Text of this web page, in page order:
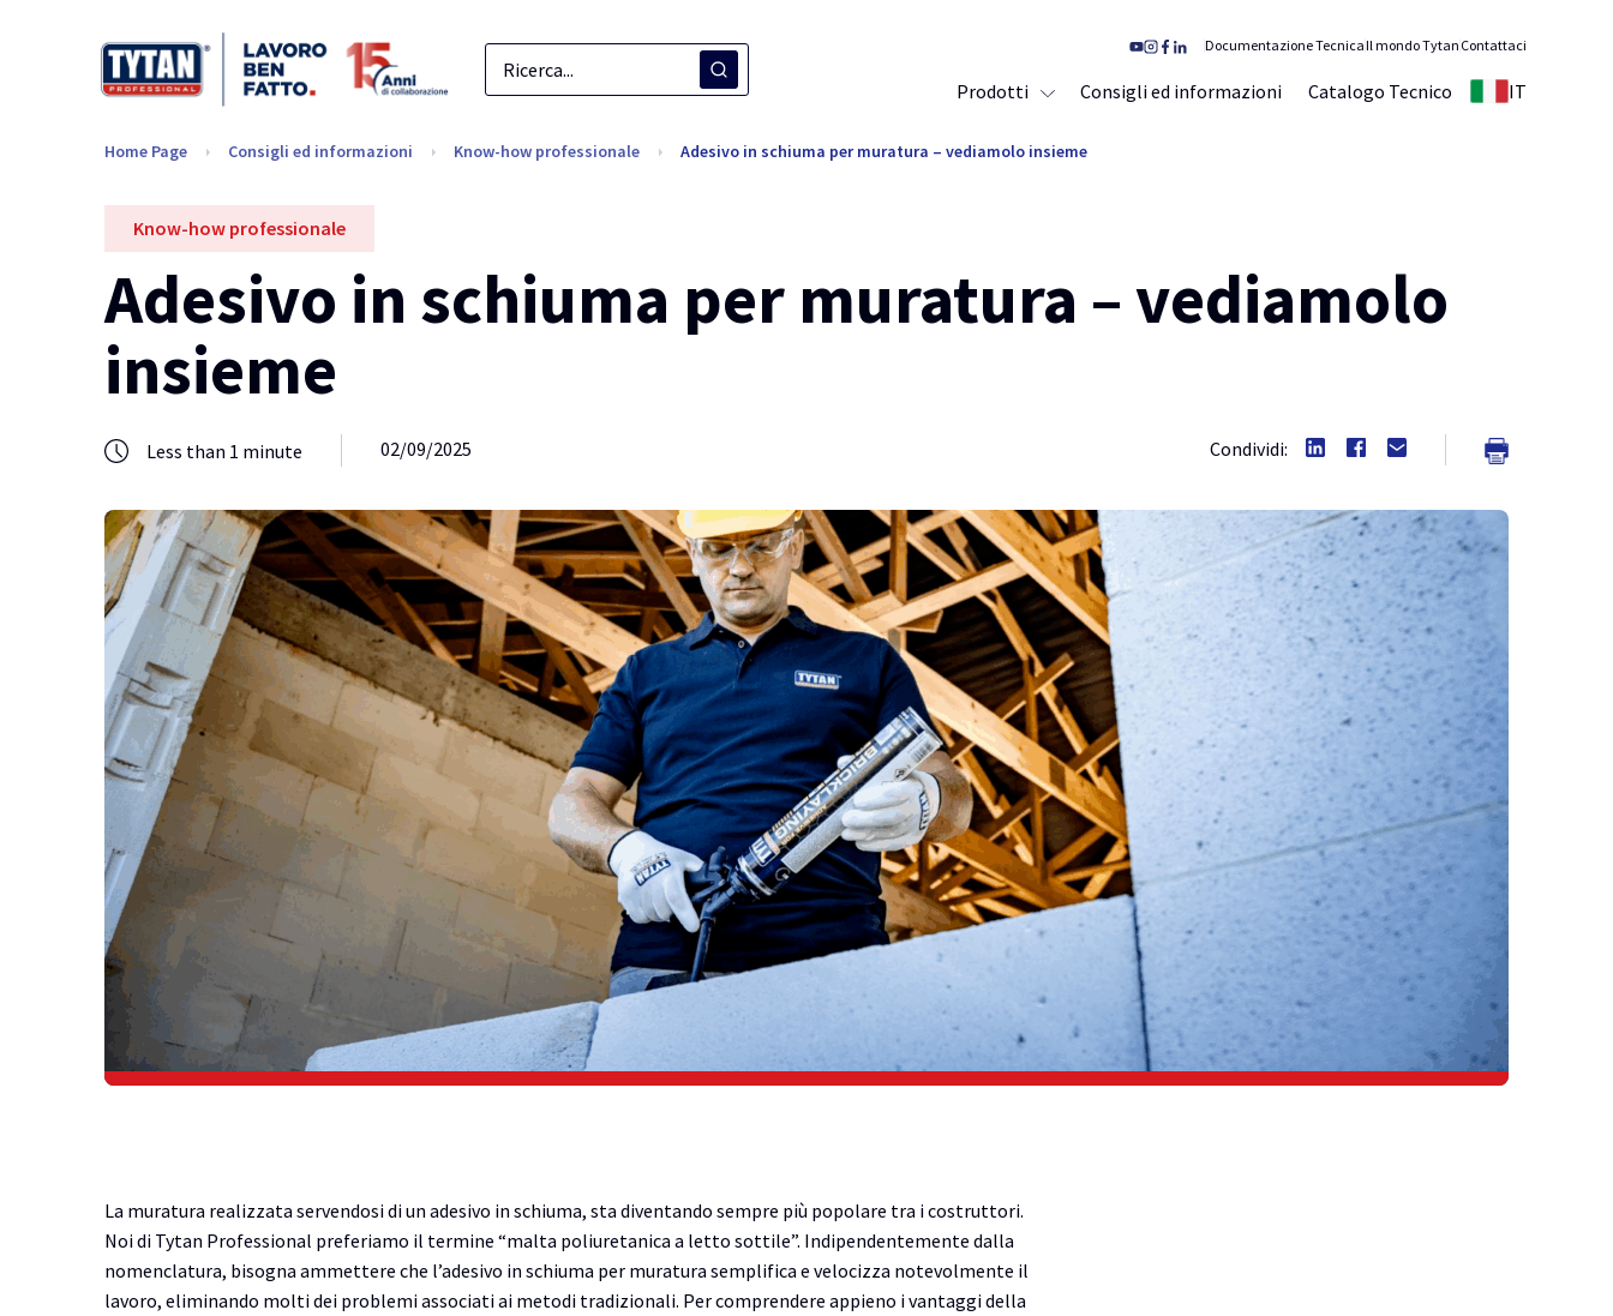
Prodotti Consigli ed informazioni Catalogo Tecnico IT
Documentazione TecnicaIl mondo Tytan Contattaci
Home Page Consigli ed informazioni Know-how professionale Adesivo in schiuma per muratura – vediamolo insieme
Know-how professionale
Adesivo in schiuma per muratura – vediamolo
insieme
Less than 1 minute 02/09/2025 Condividi:
La muratura realizzata servendosi di un adesivo in schiuma, sta diventando sempre più popolare tra i costruttori.
Noi di Tytan Professional preferiamo il termine “malta poliuretanica a letto sottile”. Indipendentemente dalla
nomenclatura, bisogna ammettere che l’adesivo in schiuma per muratura semplifica e velocizza notevolmente il
lavoro, eliminando molti dei problemi associati ai metodi tradizionali. Per comprendere appieno i vantaggi della